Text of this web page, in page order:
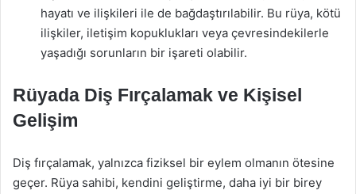
hayatı ve ilişkileri ile de bağdaştırılabilir. Bu rüya, kötü
ilişkiler, iletişim kopuklukları veya çevresindekilerle
yaşadığı sorunların bir işareti olabilir.
Rüyada Diş Fırçalamak ve Kişisel
Gelişim
Diş fırçalamak, yalnızca fiziksel bir eylem olmanın ötesine
geçer. Rüya sahibi, kendini geliştirme, daha iyi bir birey